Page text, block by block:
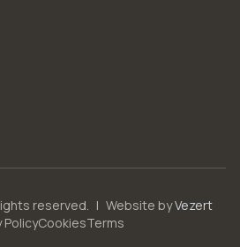
reserved. | Website byVezert
PolicyCookiesTerms